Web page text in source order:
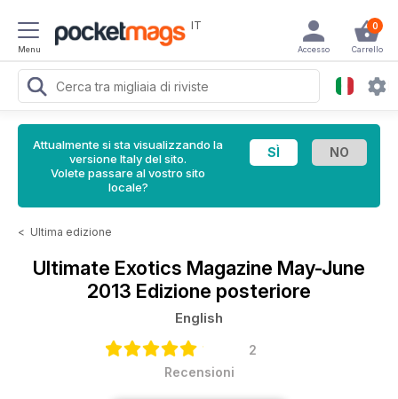
Menu
IT 0
Carrello
Accesso
Attualmente si sta visualizzando la
versione Italy del sito.
Volete passare al vostro sito
locale?
< Ultima edizione
Ultimate Exotics Magazine May-June
2013 Edizione posteriore
English
2
Recensioni